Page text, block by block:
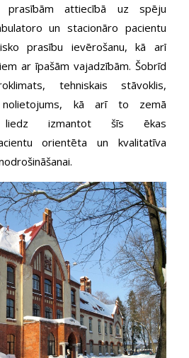
prasībām attiecībā uz spēju
un stacionāro pacientu
prasību ievērošanu, kā arī
ar īpašām vajadzībām. Šobrīd
tehniskais stāvoklis,
nolietojums, kā arī to zemā
liedz izmantot šīs ēkas
orientēta un kvalitatīva